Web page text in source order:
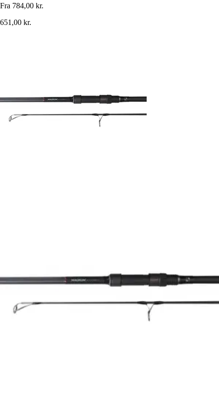
Fra 784,00 kr.
651,00 kr.